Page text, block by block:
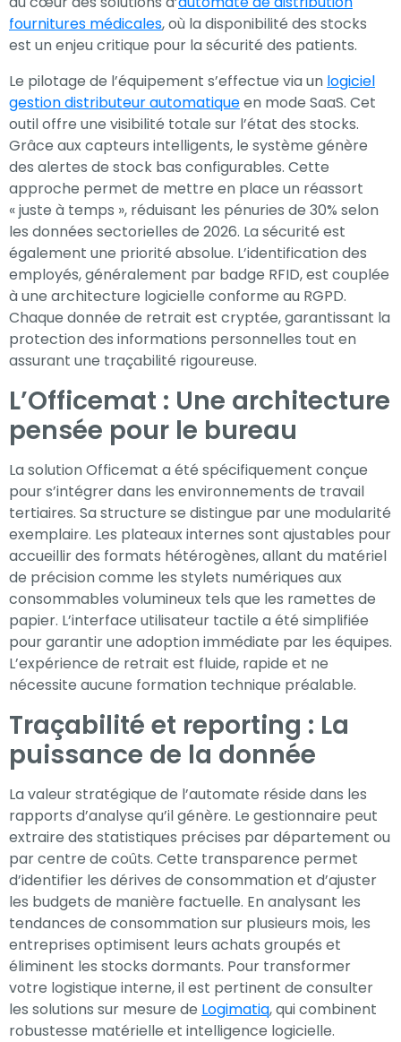
fournitures médicales, où la disponibilité des stocks
est un enjeu critique pour la sécurité des patients.
Le pilotage de l’équipement s’effectue via un logiciel
gestion distributeur automatiqueen mode SaaS. Cet
outil offre une visibilité totale sur l’état des stocks.
Grâce aux capteurs intelligents, le système génère
des alertes de stock bas configurables. Cette
approche permet de mettre en place un réassort
« juste à temps », réduisant les pénuries de 30% selon
les données sectorielles de 2026. La sécurité est
également une priorité absolue. L’identification des
employés, généralement par badge RFID, est couplée
à une architecture logicielle conforme au RGPD.
Chaque donnée de retrait est cryptée, garantissant la
protection des informations personnelles tout en
assurant une traçabilité rigoureuse.
L’Officemat : Une architecture
pensée pour le bureau
La solution Officemat a été spécifiquement conçue
pour s’intégrer dans les environnements de travail
tertiaires. Sa structure se distingue par une modularité
exemplaire. Les plateaux internes sont ajustables pour
accueillir des formats hétérogènes, allant du matériel
de précision comme les stylets numériques aux
consommables volumineux tels que les ramettes de
papier. L’interface utilisateur tactile a été simplifiée
pour garantir une adoption immédiate par les équipes.
L’expérience de retrait est fluide, rapide et ne
nécessite aucune formation technique préalable.
Traçabilité et reporting : La
puissance de la donnée
La valeur stratégique de l’automate réside dans les
rapports d’analyse qu’il génère. Le gestionnaire peut
extraire des statistiques précises par département ou
par centre de coûts. Cette transparence permet
d’identifier les dérives de consommation et d’ajuster
les budgets de manière factuelle. En analysant les
tendances de consommation sur plusieurs mois, les
entreprises optimisent leurs achats groupés et
éliminent les stocks dormants. Pour transformer
votre logistique interne, il est pertinent de consulter
les solutions sur mesure de Logimatiq, qui combinent
robustesse matérielle et intelligence logicielle.